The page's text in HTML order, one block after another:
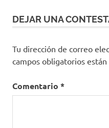
DEJAR UNA
Tu dirección de correo
campos obligatorios están
Comentario *